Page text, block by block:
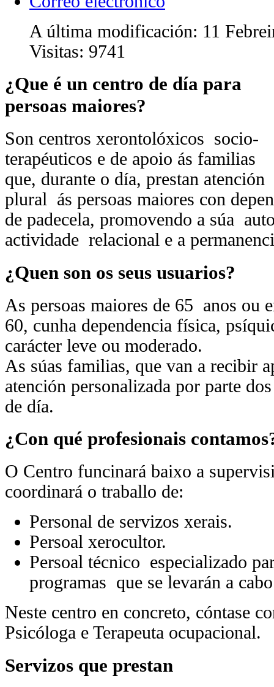
A última modificación: 11
Visitas: 9741
¿Que é un centro de día para
persoas maiores?
Son centros xerontolóxicos socio-
terapéuticos e de apoio ás familias
que, durante o día, prestan
plural ás persoas maiores con
de padecela, promovendo a súa
actividade relacional e a
¿Quen son os seus usuarios?
As persoas maiores de 65 anos ou
60, cunha dependencia física,
carácter leve ou moderado.
As súas familias, que van a recibir
atención personalizada por parte
de día.
¿Con qué profesionais
O Centro funcinará baixo a
coordinará o traballo de:
Personal de servizos xerais.
Persoal xerocultor.
Persoal técnico especializado
programas que se levarán a
Neste centro en concreto, cóntase
Psicóloga e Terapeuta ocupacional.
Servizos que prestan